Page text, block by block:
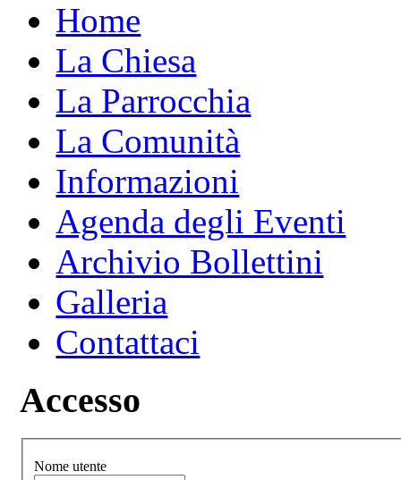
Home
La Chiesa
La Parrocchia
La Comunità
Informazioni
Agenda degli Eventi
Archivio Bollettini
Galleria
Contattaci
Accesso
Nome utente